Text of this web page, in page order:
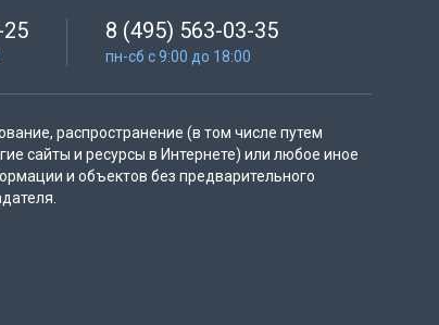
8 (495) 563-03-35
пн-сб с 9:00 до 18:00
распространение (в том числе путем
сайты и ресурсы в Интернете) или любое иное
и объектов без предварительного